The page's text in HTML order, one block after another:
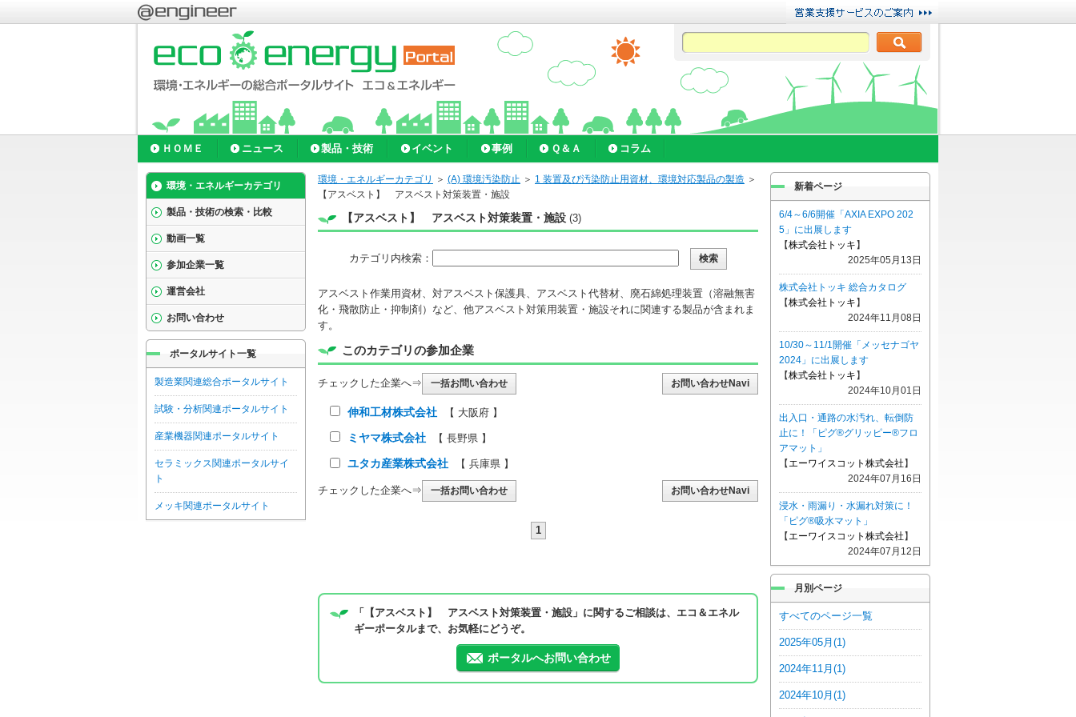
ＨＯＭＥ ニュース 製品・技術 イベント 事例 Ｑ＆Ａ コラム
環境・エネルギーカテゴリ ＞ (A) 環境汚染防止 ＞ 1 装置及び汚染防止用資材、環境対応製品の製造 ＞
【アスベスト】 アスベスト対策装置・施設
【アスベスト】 アスベスト対策装置・施設 (3)
カテゴリ内検索：
アスベスト作業用資材、対アスベスト保護具、アスベスト代替材、廃石綿処理装置（溶融無害
化・飛散防止・抑制剤）など、他アスベスト対策用装置・施設それに関連する製品が含まれま
す。
このカテゴリの参加企業
チェックした企業へ⇒ 一括お問い合わせ
伸和工材株式会社 【 大阪府 】
ミヤマ株式会社 【 長野県 】
ユタカ産業株式会社 【 兵庫県 】
チェックした企業へ⇒ 一括お問い合わせ
1
「【アスベスト】 アスベスト対策装置・施設」に関するご相談は、エコ＆エネル
ギーポータルまで、お気軽にどうぞ。
ポータルへお問い合わせ
環境・エネルギーカテゴリ
製品・技術の検索・比較
動画一覧
参加企業一覧
運営会社
お問い合わせ
ポータルサイト一覧
製造業関連総合ポータルサイト
試験・分析関連ポータルサイト
産業機器関連ポータルサイト
セラミックス関連ポータルサイ
ト
メッキ関連ポータルサイト
新着ページ
6/4～6/6開催「AXIA EXPO 202
5」に出展します
【株式会社トッキ】
2025年05月13日
株式会社トッキ 総合カタログ
【株式会社トッキ】
2024年11月08日
10/30～11/1開催「メッセナゴヤ
2024」に出展します
【株式会社トッキ】
2024年10月01日
出入口・通路の水汚れ、転倒防
止に！「ピグ®グリッピー®フロ
アマット」
【エーワイスコット株式会社】
2024年07月16日
浸水・雨漏り・水漏れ対策に！
「ピグ®吸水マット」
【エーワイスコット株式会社】
2024年07月12日
月別ページ
すべてのページ一覧
2025年05月(1)
2024年11月(1)
2024年10月(1)